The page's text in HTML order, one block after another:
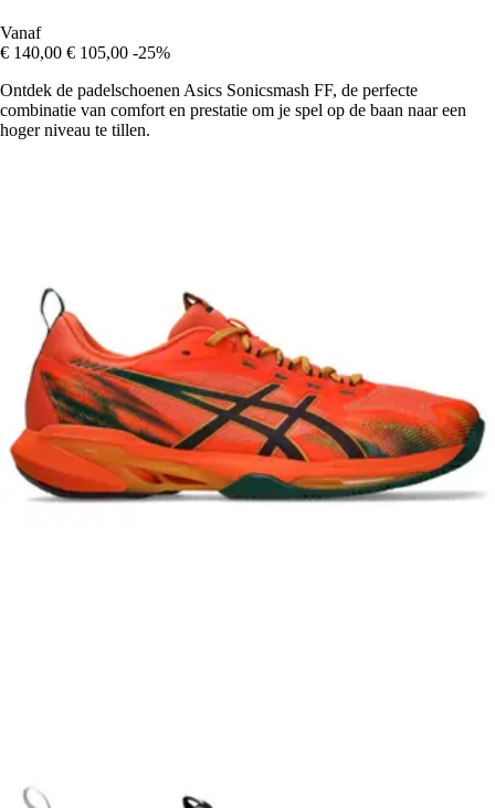
Vanaf
€ 140,00 € 105,00 -25%
Ontdek de padelschoenen Asics Sonicsmash FF, de perfecte
combinatie van comfort en prestatie om je spel op de baan naar een
hoger niveau te tillen.